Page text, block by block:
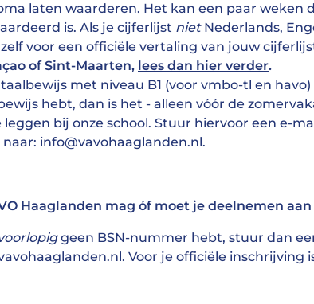
laten waarderen. Het kan een paar weken
is. Als je cijferlijst nietNederlands,
voor een officiële vertaling van jouw
of Sint-Maarten, lees dan hier verder.
met niveau B1 (voor vmbo-tl en havo)
hebt, dan is het - alleen vóór de
leggen bij onze school. Stuur hiervoor een e-
naar: info@vavohaaglanden.nl.
Haaglanden mag óf moet je deelnemen
geen BSN-nummer hebt, stuur dan
Voor je officiële inschrijving